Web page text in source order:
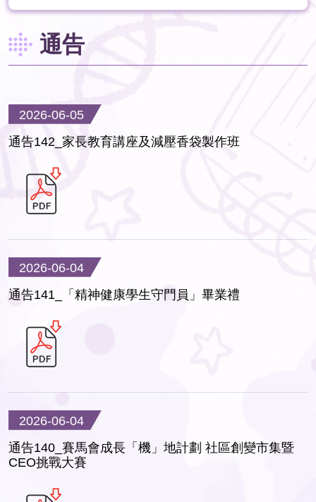
通告
2026-06-05
通告142_家長教育講座及減壓香袋製作班
2026-06-04
通告141_「精神健康學生守門員」畢業禮
2026-06-04
通告140_賽馬會成長「機」地計劃 社區創變市集暨
CEO挑戰大賽